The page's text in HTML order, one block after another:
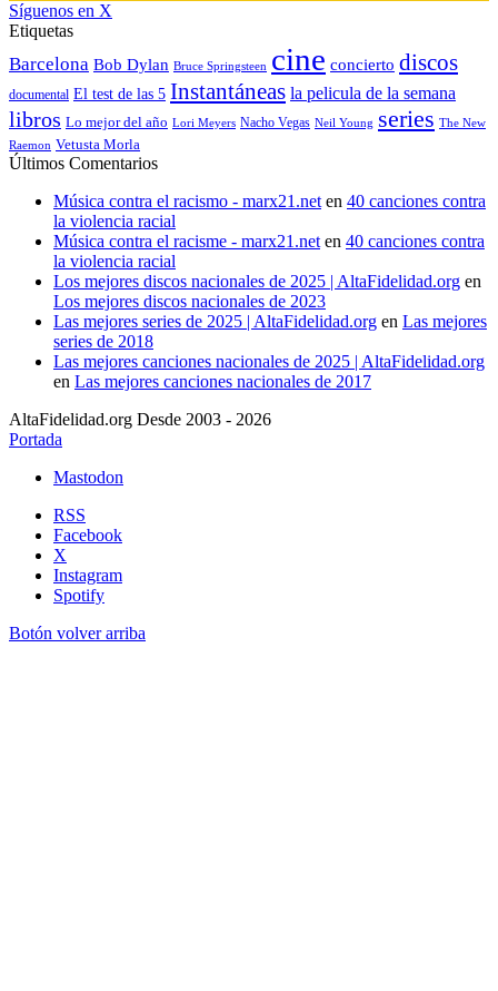
Síguenos en X
Etiquetas
Barcelona Bob Dylan Bruce Springsteen cine concierto discos
documental El test de las 5 Instantáneas la pelicula de la semana
libros Lo mejor del año Lori Meyers Nacho Vegas Neil Young series The New
Raemon Vetusta Morla
Últimos Comentarios
Música contra el racismo - marx21.neten 40 canciones contra
la violencia racial
Música contra el racisme - marx21.neten 40 canciones contra
la violencia racial
Los mejores discos nacionales de 2025 | AltaFidelidad.org en
Los mejores discos nacionales de 2023
Las mejores series de 2025 | AltaFidelidad.org en Las mejores
series de 2018
Las mejores canciones nacionales de 2025 | AltaFidelidad.org
en Las mejores canciones nacionales de 2017
AltaFidelidad.org Desde 2003 - 2026
Portada
Mastodon
RSS
Facebook
X
Instagram
Spotify
Botón volver arriba